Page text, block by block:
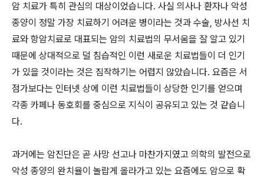
암 치료가 특히 관심의 대상이었습니다. 사실 의사나 환자나 악성
종양이 정말 가장 치료하기 어려운 병이라는 것과 수술, 방사선 치
료와 항암치료로 대표되는 암의 치료법의 무서움을 잘 알고 있기
때문에 상대적으로 덜 침습적인 이런 새로운 치료법들이 더 인기
가 있을 것이라는 것은 짐작하기는 어렵지 않았습니다. 요즘은 서
점가보다는 인터넷 상에 이런 치료법들이 상당한 인기를 얻으며
각종 카페나 동호회를 중심으로 지식이 공유되고 있는 것 같습니
다.
과거에는 암진단은 곧 사망 선고나 마찬가지였고 의학의 발전으로
악성 종양의 완치율이 놀랍게 올라가고 있는 요즘에도 암으로 확